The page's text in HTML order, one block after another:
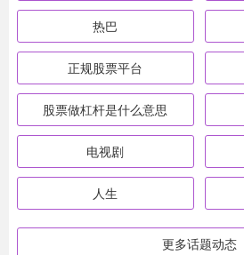
热巴
正规股票平台
股票做杠杆是什么意思
电视剧
人生
更多话题动态